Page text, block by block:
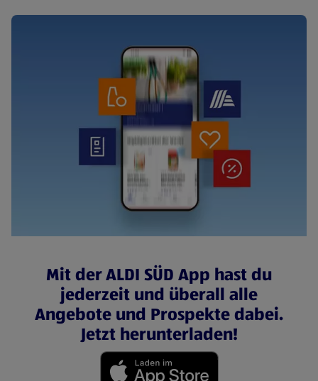
Mit der ALDI SÜD App hast du
jederzeit und überall alle
Angebote und Prospekte dabei.
Jetzt herunterladen!